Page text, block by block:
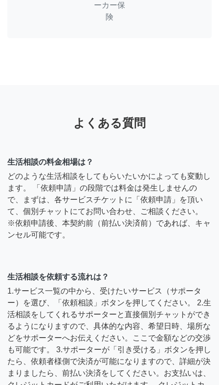
ーカー保
険
よくある質問
生活相談の料金相場は？
どのような生活相談をしてもらいたいかによっても変動し
ます。 「依頼申請」の段階では料金は発生しませんの
で、まずは、各サービスチケットに「依頼申請」を頂い
て、個別チャットにてお問い合わせ、ご相談ください。
※依頼申請後、本契約前（前払い決済前）であれば、キャ
ンセル可能です。
生活相談を依頼する流れは？
1.サービス一覧の中から、受けたいサービス（サポータ
ー）を選び、「依頼相談」ボタンを押してください。 2.生
活相談をしてくれるサポーターと直接個別チャットができ
るようになりますので、具体的な内容、希望日時、場所な
どをサポーターへお伝えください。ここで金額などの交渉
も可能です。 3.サポーターが「引き受ける」ボタンを押し
たら、依頼者様側で決済が可能になりますので、詳細が決
まりましたら、前払い決済をしてください。お支払いは、